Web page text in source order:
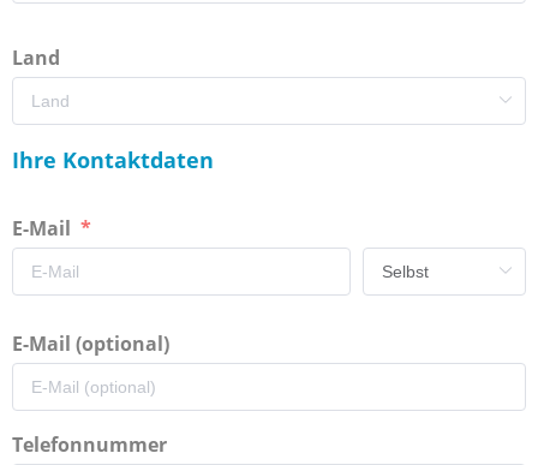
Land
Ihre Kontaktdaten
E-Mail
E-Mail (optional)
Telefonnummer